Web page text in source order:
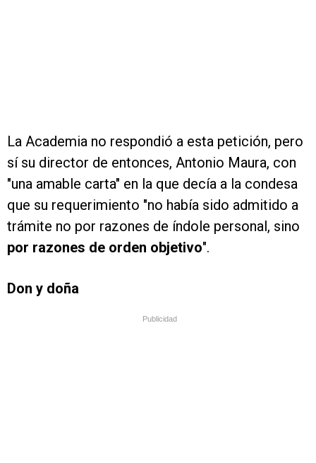
La Academia no respondió a esta petición, pero
sí su director de entonces, Antonio Maura, con
"una amable carta" en la que decía a la condesa
que su requerimiento "no había sido admitido a
trámite no por razones de índole personal, sino
por razones de orden objetivo".
Don y doña
Publicidad